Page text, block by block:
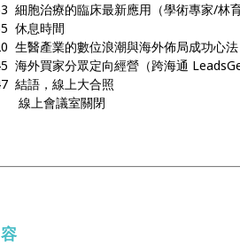
細胞治療的臨床最新應用（學術專家/林育
休息時間
生醫產業的數位浪潮與海外佈局成功心法
海外買家分眾定向經營（跨海通
結語，線上大合照
上會議室關閉